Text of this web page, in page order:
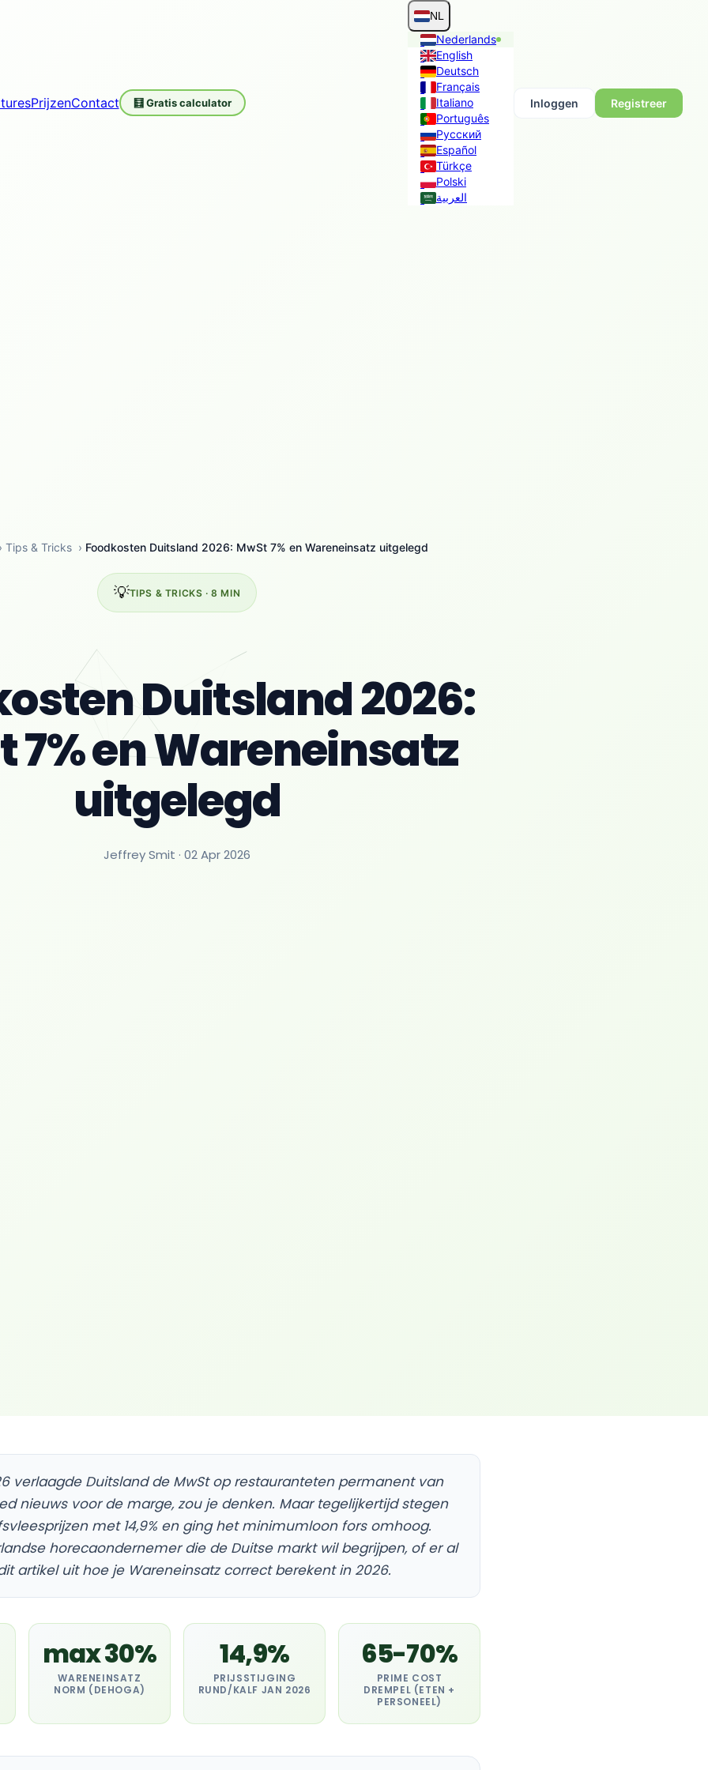
PrijzenContact 🧮 Gratis calculator
NL
Nederlands
English
Deutsch
Français
Italiano
Português
Русский
Español
Türkçe
Polski
العربية
Inloggen Registreer
Tips & Tricks › Foodkosten Duitsland 2026: MwSt 7% en Wareneinsatz uitgelegd
💡TIPS & TRICKS · 8 MIN
Duitsland 2026:
7% en Wareneinsatz
uitgelegd
Jeffrey Smit · 02 Apr 2026
verlaagde Duitsland de MwSt op restauranteten permanent van
nieuws voor de marge, zou je denken. Maar tegelijkertijd stegen
met 14,9% en ging het minimumloon fors omhoog.
horecaondernemer die de Duitse markt wil begrijpen, of er al
artikel uit hoe je Wareneinsatz correct berekent in 2026.
max 30%
WARENEINSATZ
NORM (DEHOGA)
14,9%
PRIJSSTIJGING
RUND/KALF JAN 2026
65-70%
PRIME COST
DREMPEL (ETEN +
PERSONEEL)